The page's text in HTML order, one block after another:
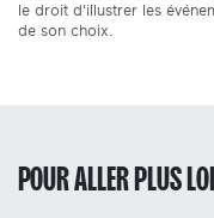
le droit d'illustrer les
de son choix.
POUR ALLER PLUS